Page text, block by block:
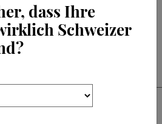
dass Ihre
Schweizer